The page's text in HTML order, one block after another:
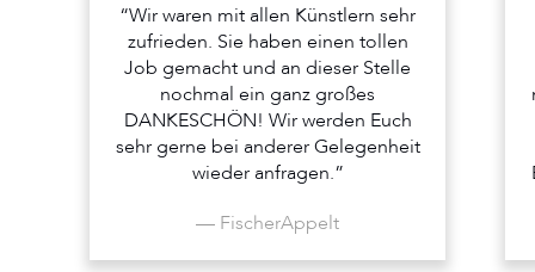
“Wir waren mit allen Künstlern sehr
zufrieden. Sie haben einen tollen
Job gemacht und an dieser Stelle
nochmal ein ganz großes
DANKESCHÖN! Wir werden Euch
sehr gerne bei anderer Gelegenheit
wieder anfragen.”
— FischerAppelt